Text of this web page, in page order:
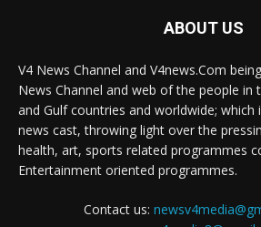
ABOUT US
V4 News Channel and V4news.Com
News Channel and web of the people in
and Gulf countries and worldwide;
news cast, throwing light over the
health, art, sports related programmes
Entertainment oriented programmes.
Contact us: